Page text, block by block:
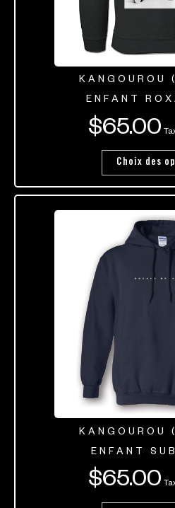
KANGOUROU
ENFANT
$65.00
Choix des
KANGOUROU
ENFANT
$65.00